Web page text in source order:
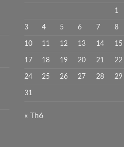
1
3 4 5 6 7 8
10 11 12 13 14 15
17 18 19 20 21 22
24 25 26 27 28 29
31
« Th6